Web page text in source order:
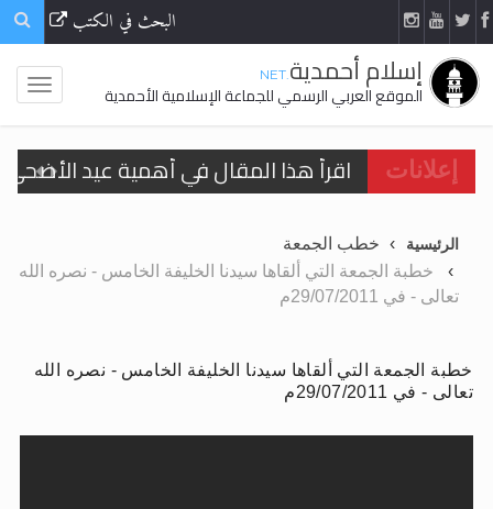
البحث في الكتب
إسلام أحمدية.NET
الموقع العربي الرسمي للجماعة الإسلامية الأحمدية
إعلانات
الحجّ.. دلالات، حِكم، وأهداف >> المزيد
تعميم هامّ لأفراد الجماعة >> المزيد
اقرأ هذا الكتاب وتعرّف على حقيقة
الرئيسية
خطب الجمعة
خطبة الجمعة التي ألقاها سيدنا الخليفة الخامس - نصره الله
تعالى - في 29/07/2011م
خطبة الجمعة التي ألقاها سيدنا الخليفة الخامس - نصره الله
تعالى - في 29/07/2011م